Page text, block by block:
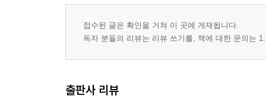
접수된 글은 확인을 거쳐 이 곳에 게재됩니다.
독자 분들의 리뷰는 리뷰 쓰기를, 책에 대한 문의는
출판사 리뷰